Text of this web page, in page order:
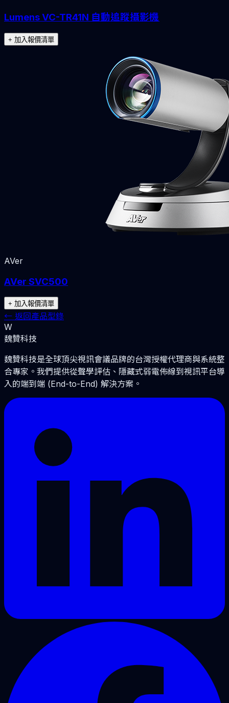
Lumens VC-TR41N 自動追蹤攝影機
+ 加入報價清單
AVer
AVer SVC500
+ 加入報價清單
← 返回產品型錄
W
魏贊科技
魏贊科技是全球頂尖視訊會議品牌的台灣授權代理商與系統整
合專家。我們提供從聲學評估、隱藏式弱電佈線到視訊平台導
入的端到端 (End-to-End) 解決方案。